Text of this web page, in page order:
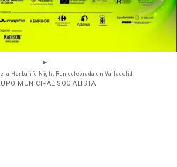
Herbalife Night Run celebrada en Valladolid.
MUNICIPAL SOCIALISTA